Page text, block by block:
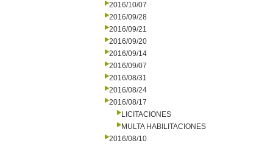
2016/10/07
2016/09/28
2016/09/21
2016/09/20
2016/09/14
2016/09/07
2016/08/31
2016/08/24
2016/08/17
LICITACIONES
MULTA HABILITACIONES
2016/08/10